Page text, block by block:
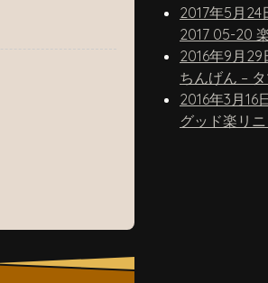
2017年5月24
2017 05-20
2016年9月29
2016年3月16
グッド楽リ